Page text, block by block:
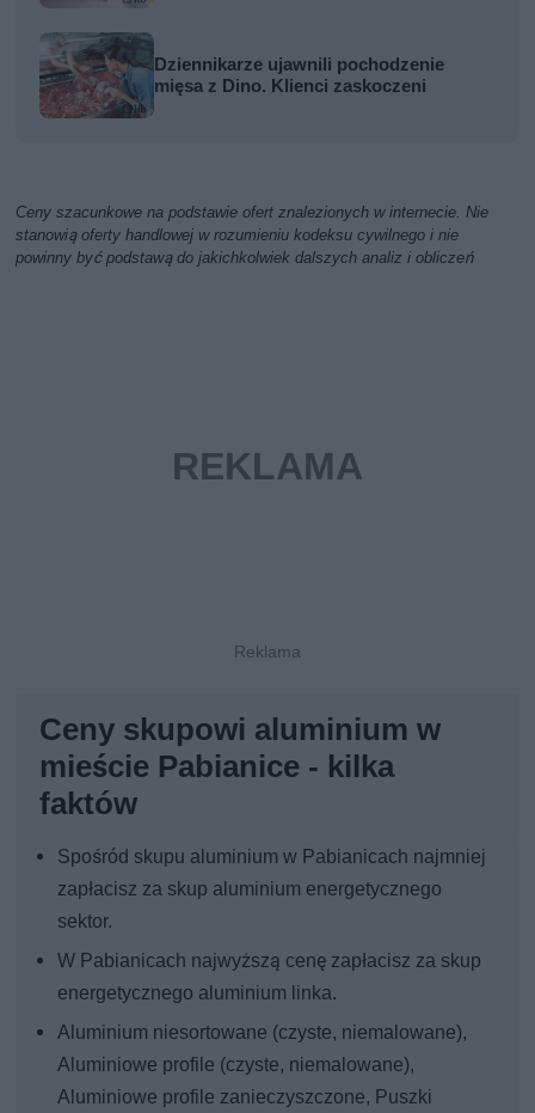
Dziennikarze ujawnili pochodzenie
mięsa z Dino. Klienci zaskoczeni
Ceny szacunkowe na podstawie ofert znalezionych w internecie. Nie
stanowią oferty handlowej w rozumieniu kodeksu cywilnego i nie
powinny być podstawą do jakichkolwiek dalszych analiz i obliczeń
Ceny skupowi aluminium w
mieście Pabianice - kilka
faktów
Spośród skupu aluminium w Pabianicach najmniej
zapłacisz za skup aluminium energetycznego
sektor.
W Pabianicach najwyższą cenę zapłacisz za skup
energetycznego aluminium linka.
Aluminium niesortowane (czyste, niemalowane),
Aluminiowe profile (czyste, niemalowane),
Aluminiowe profile zanieczyszczone, Puszki